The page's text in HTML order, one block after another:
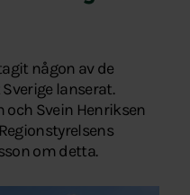
någon av de
lanserat.
Svein Henriksen
om detta.